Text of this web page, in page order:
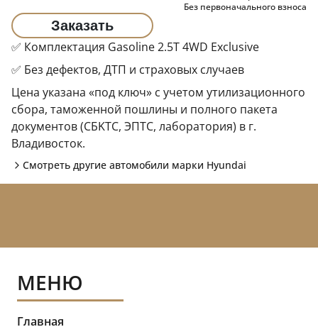
Без первоначального взноса
Заказать
✅ Комплектация Gasoline 2.5T 4WD Exclusive
✅ Без дефектов, ДТП и страховых случаев
Цена указана «под ключ» с учетом утилизационного
сбора, таможенной пошлины и полного пакета
документов (CБKТС, ЭПTC, лаборатория) в г.
Владивосток.
Смотреть другие автомобили марки Hyundai
МЕНЮ
Главная